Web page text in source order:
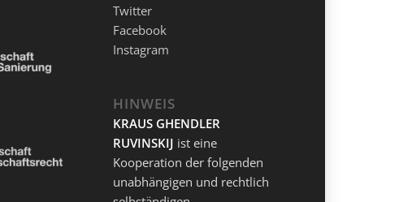
Twitter
Facebook
Instagram
HINWEIS
KRAUS GHENDLER
RUVINSKIJ ist eine
Kooperation der folgenden
unabhängigen und rechtlich